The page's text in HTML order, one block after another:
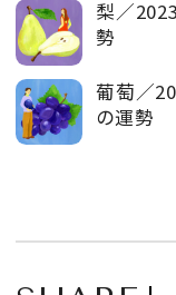
梨／
勢
葡萄／
の運勢